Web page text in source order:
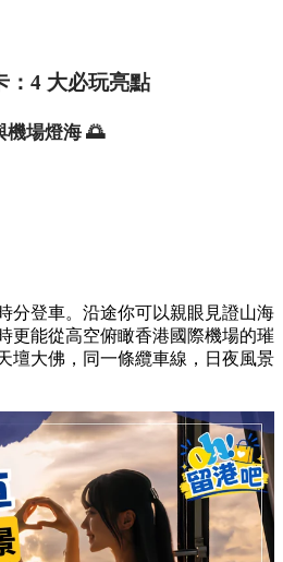
：4 大必玩亮點
機場燈海 🌅
分登車。沿途你可以親眼見證山海
更能從高空俯瞰香港國際機場的璀
壇大佛，同一條纜車線，日夜風景